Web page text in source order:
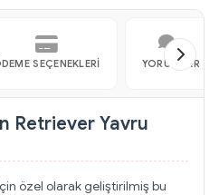
SEÇENEKLERI YORUMLAR
Retriever Yavru
özel olarak geliştirilmiş bu